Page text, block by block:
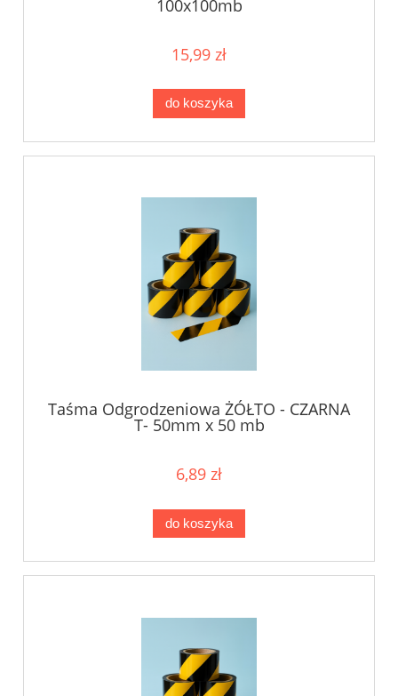
100x100mb
15,99 zł
do koszyka
Taśma Odgrodzeniowa ŻÓŁTO - CZARNA
T- 50mm x 50 mb
6,89 zł
do koszyka